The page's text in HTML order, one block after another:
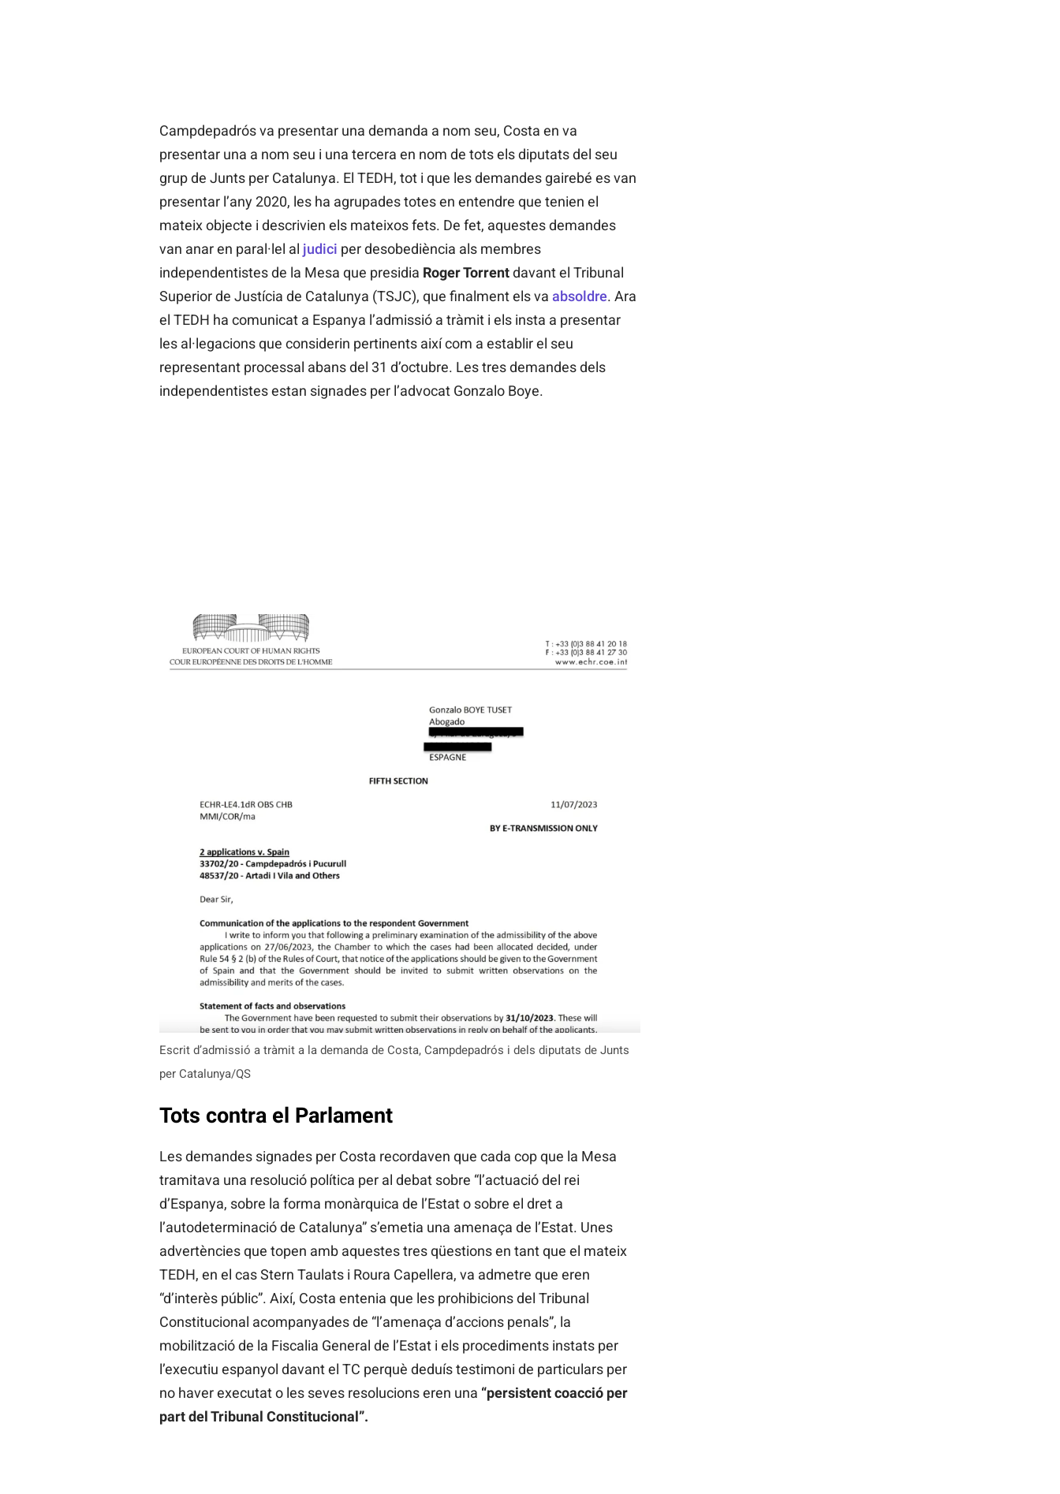
Campdepadrós va presentar una demanda a nom seu, Costa en va
presentar una a nom seu i una tercera en nom de tots els diputats del seu
grup de Junts per Catalunya. El TEDH, tot i que les demandes gairebé es van
presentar l’any 2020, les ha agrupades totes en entendre que tenien el
mateix objecte i descrivien els mateixos fets. De fet, aquestes demandes
van anar en paral·lel al judici per desobediència als membres
independentistes de la Mesa que presidia Roger Torrentdavant el Tribunal
Superior de Justícia de Catalunya (TSJC), que finalment els va absoldre. Ara
el TEDH ha comunicat a Espanya l’admissió a tràmit i els insta a presentar
les al·legacions que considerin pertinents així com a establir el seu
representant processal abans del 31 d’octubre. Les tres demandes dels
independentistes estan signades per l’advocat Gonzalo Boye.
Escrit d’admissió a tràmit a la demanda de Costa, Campdepadrós i dels diputats de Junts
per Catalunya/QS
Tots contra el Parlament
Les demandes signades per Costa recordaven que cada cop que la Mesa
tramitava una resolució política per al debat sobre “l’actuació del rei
d’Espanya, sobre la forma monàrquica de l’Estat o sobre el dret a
l’autodeterminació de Catalunya” s’emetia una amenaça de l’Estat. Unes
advertències que topen amb aquestes tres qüestions en tant que el mateix
TEDH, en el cas Stern Taulats i Roura Capellera, va admetre que eren
“d’interès públic”. Així, Costa entenia que les prohibicions del Tribunal
Constitucional acompanyades de “l’amenaça d’accions penals”, la
mobilització de la Fiscalia General de l’Estat i els procediments instats per
l’executiu espanyol davant el TC perquè deduís testimoni de particulars per
no haver executat o les seves resolucions eren una “persistent coacció per
part del Tribunal Constitucional”.